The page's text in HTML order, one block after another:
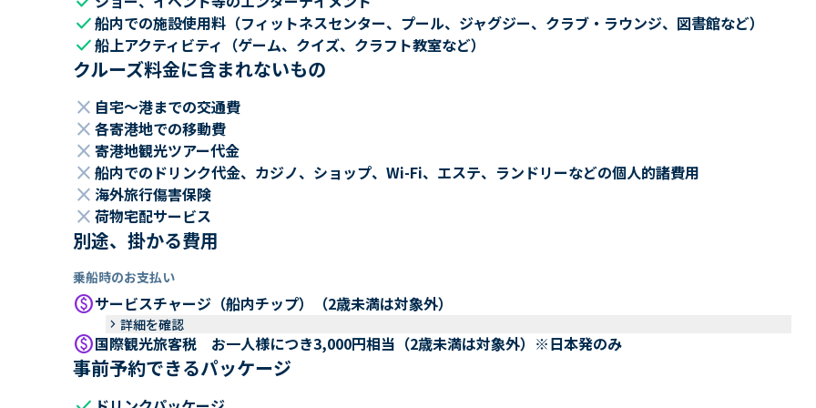
check船内での施設使用料（フィットネスセンター、プール、ジャグジー、クラブ・ラウンジ、図書館など）
check船上アクティビティ（ゲーム、クイズ、クラフト教室など）
クルーズ料金に含まれないもの
close 自宅～港までの交通費
close 各寄港地での移動費
close 寄港地観光ツアー代金
close 船内でのドリンク代金、カジノ、ショップ、Wi-Fi、エステ、ランドリーなどの個人的諸費用
close 海外旅行傷害保険
close 荷物宅配サービス
別途、掛かる費用
乗船時のお支払い
paidサービスチャージ（船内チップ）（2歳未満は対象外）
keyboard_arrow_right 詳細を確認
paid国際観光旅客税 お一人様につき3,000円相当（2歳未満は対象外）※日本発のみ
事前予約できるパッケージ